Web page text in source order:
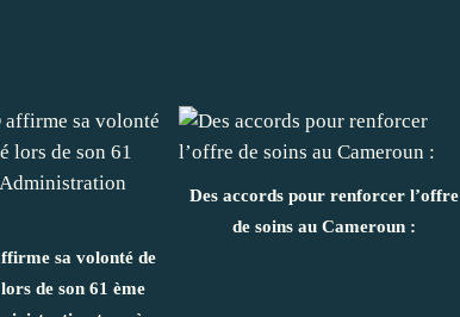
sa volonté de
de son 61 ème
Des accords pour renforcer l’offre
de soins au Cameroun :